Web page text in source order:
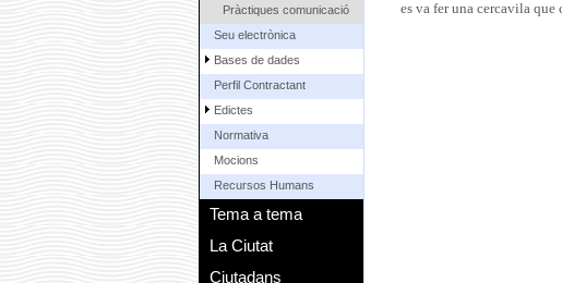
Pràctiques comunicació
Seu electrònica
Bases de dades
Perfil Contractant
Edictes
Normativa
Mocions
Recursos Humans
Tema a tema
La Ciutat
Ciutadans
es va fer una cercavila que